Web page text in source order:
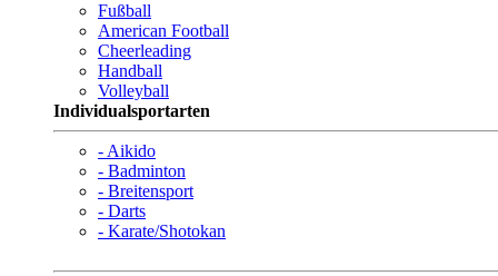
Fußball
American Football
Cheerleading
Handball
Volleyball
Individualsportarten
- Aikido
- Badminton
- Breitensport
- Darts
- Karate/Shotokan